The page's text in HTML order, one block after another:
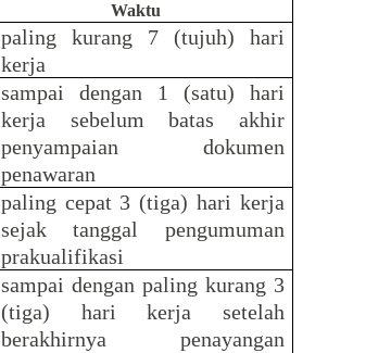
Waktu
paling kurang 7 (tujuh) hari
kerja
sampai dengan 1 (satu) hari
kerja sebelum batas akhir
penyampaian dokumen
penawaran
paling cepat 3 (tiga) hari kerja
sejak tanggal pengumuman
prakualifikasi
sampai dengan paling kurang 3
(tiga) hari kerja setelah
berakhirnya penayangan